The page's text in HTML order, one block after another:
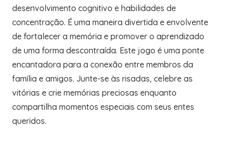
desenvolvimento cognitivo e habilidades de
concentração. É uma maneira divertida e envolvente
de fortalecer a memória e promover o aprendizado
de uma forma descontraída. Este jogo é uma ponte
encantadora para a conexão entre membros da
família e amigos. Junte-se às risadas, celebre as
vitórias e crie memórias preciosas enquanto
compartilha momentos especiais com seus entes
queridos.